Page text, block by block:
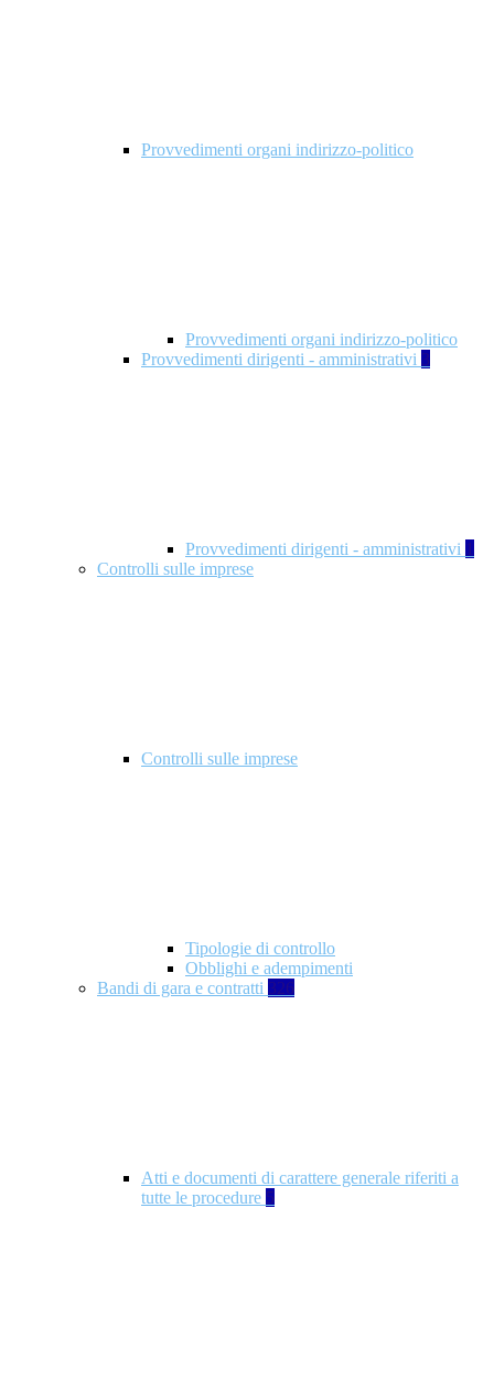
Provvedimenti organi indirizzo-politico
Provvedimenti organi indirizzo-politico
Provvedimenti dirigenti - amministrativi 3
Provvedimenti dirigenti - amministrativi 1
Controlli sulle imprese
Controlli sulle imprese
Tipologie di controllo
Obblighi e adempimenti
Bandi di gara e contratti 326
Atti e documenti di carattere generale riferiti a
tutte le procedure 5